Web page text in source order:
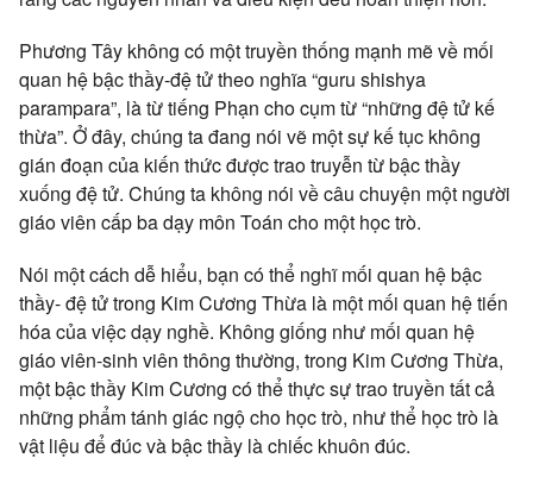
Phương Tây không có một truyền thống mạnh mẽ về mối
quan hệ bậc thầy-đệ tử theo nghĩa “guru shishya
parampara”, là từ tiếng Phạn cho cụm từ “những đệ tử kế
thừa”. Ở đây, chúng ta đang nói vẽ một sự kế tục không
gián đoạn của kiến thức được trao truyễn từ bậc thầy
xuống đệ tử. Chúng ta không nói về câu chuyện một người
giáo viên cấp ba dạy môn Toán cho một học trò.
Nói một cách dễ hiểu, bạn có thể nghĩ mối quan hệ bậc
thầy- đệ tử trong Kim Cương Thừa là một mối quan hệ tiến
hóa của việc dạy nghề. Không giống như mối quan hệ
giáo viên-sinh viên thông thường, trong Kim Cương Thừa,
một bậc thầy Kim Cương có thể thực sự trao truyền tất cả
những phẩm tánh giác ngộ cho học trò, như thể học trò là
vật liệu để đúc và bậc thầy là chiếc khuôn đúc.